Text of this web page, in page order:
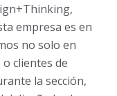
empresa es en
no solo en
clientes de
la sección,